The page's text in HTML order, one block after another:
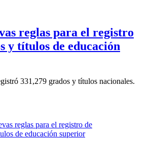
reglas para el registro
y títulos de educación
331,279 grados y títulos nacionales.